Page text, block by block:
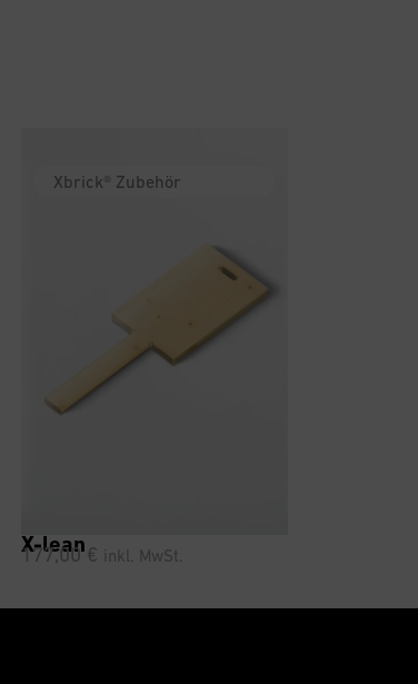
Xbrick® Zubehör
X-lean
177,00€ inkl. MwSt.